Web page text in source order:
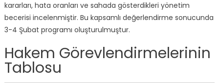
kararları, hata oranları ve sahada gösterdikleri yönetim
becerisi incelenmiştir. Bu kapsamlı değerlendirme sonucunda
3-4 Şubat programı oluşturulmuştur.
Hakem Görevlendirmelerinin
Tablosu